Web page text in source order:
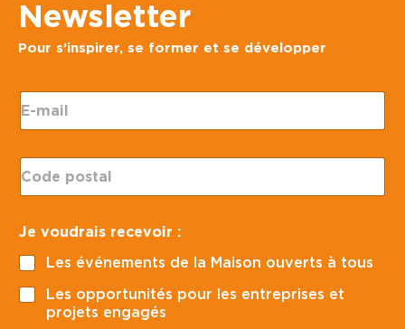
Newsletter
Pour s’inspirer, se former et se développer
e
c
v
o
J
e
*
E
-
m
l
*
C
o
d
p
s
t
a
Je voudrais recevoir :
Les événements de la Maison ouverts à tous
Les opportunités pour les entreprises et
projets engagés